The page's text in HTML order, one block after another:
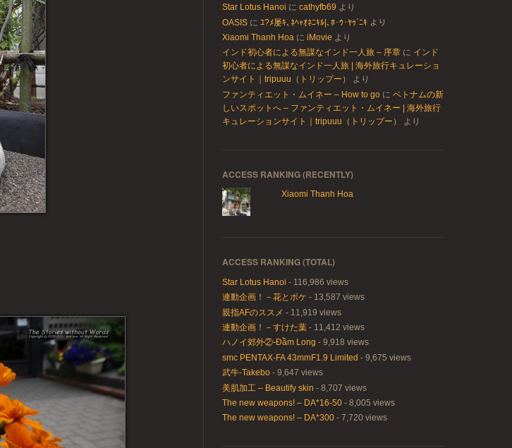
Star Lotus Hanoi にcathyfb69 より
OASIS にﾕ?ﾒ屡ｷ､ﾈﾍｬｵﾈﾆｷﾙ|､ﾎ･ｳ･ﾔｩ`ﾆｷ より
Xiaomi Thanh Hoa にiMovie より
インド初心者による無謀なインド一人旅 – 序章 に インド
初心者による無謀なインド一人旅 | 海外旅行キュレーショ
ンサイト｜tripuuu（トリップー）
より
ファンティエット・ムイネー – How to go にベトナムの新
しいスポットへ – ファンティエット・ムイネー | 海外旅行
キュレーションサイト｜tripuuu（トリップー）
より
ACCESS RANKING (RECENTLY)
Xiaomi Thanh Hoa
ACCESS RANKING (TOTAL)
Star Lotus Hanoi - 116,986 views
連動企画！－花とボケ - 13,587 views
親指AFのススメ - 11,919 views
連動企画！－すけた葉 - 11,412 views
ハノイ郊外②-Đầm Long - 9,918 views
smc PENTAX-FA 43mmF1.9 Limited - 9,675 views
武牛-Takebo - 9,647 views
美肌加工 – Beautify skin - 8,707 views
The new weapons! – DA*16-50 - 8,005 views
The new weapons! – DA*300 - 7,720 views